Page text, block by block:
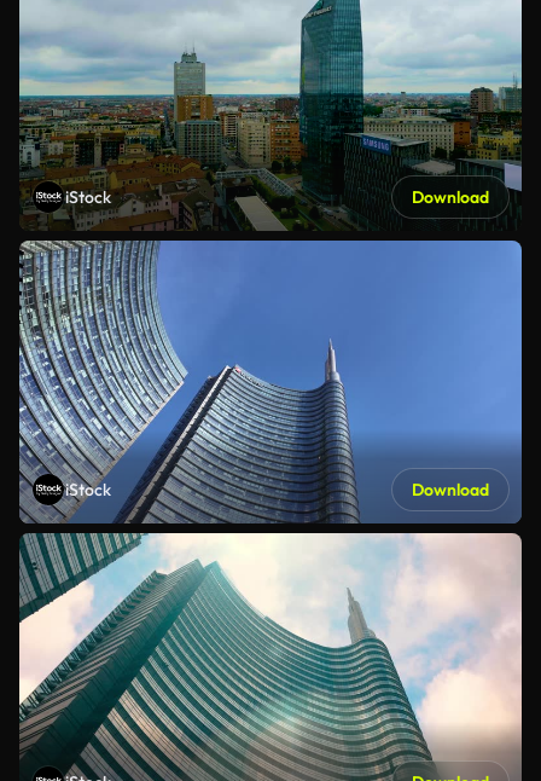
iStock Download
iStock Download